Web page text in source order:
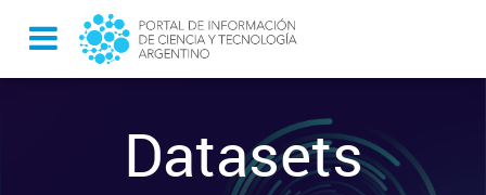
Datasets